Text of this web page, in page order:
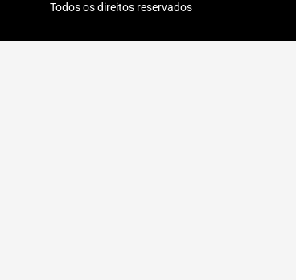
Todos os direitos reservados